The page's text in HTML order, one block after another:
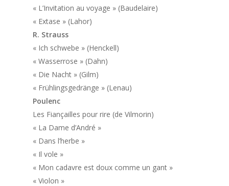
« L’Invitation au voyage » (Baudelaire)
« Extase » (Lahor)
R. Strauss
« Ich schwebe » (Henckell)
« Wasserrose » (Dahn)
« Die Nacht » (Gilm)
« Frühlingsgedränge » (Lenau)
Poulenc
Les Fiançailles pour rire (de Vilmorin)
« La Dame d’André »
« Dans l’herbe »
« Il vole »
« Mon cadavre est doux comme un gant »
« Violon »